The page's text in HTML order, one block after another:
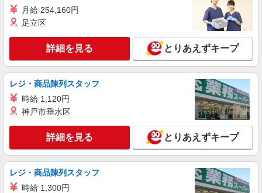
キープ 詳細を見る
派遣社員
（株）ウィルオブ・ワークCW 天王寺支店/ms270401
生活サポート
時給1500円 ◆前払い・日払い・週払いOK
詳細を見る
駒川中野駅★未経験OKの人間関係に悩まない
月給 254,160円
足立区
詳細を見る とりあえずキープ
レジ・商品陳列スタッフ
時給 1,120円
神戸市垂水区
詳細を見る とりあえずキープ
レジ・商品陳列スタッフ
時給 1,300円